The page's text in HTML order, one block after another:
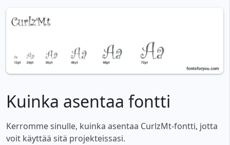
Kuinka asentaa fontti
Kerromme sinulle, kuinka asentaa CurlzMt-fontti, jotta
voit käyttää sitä projekteissasi.